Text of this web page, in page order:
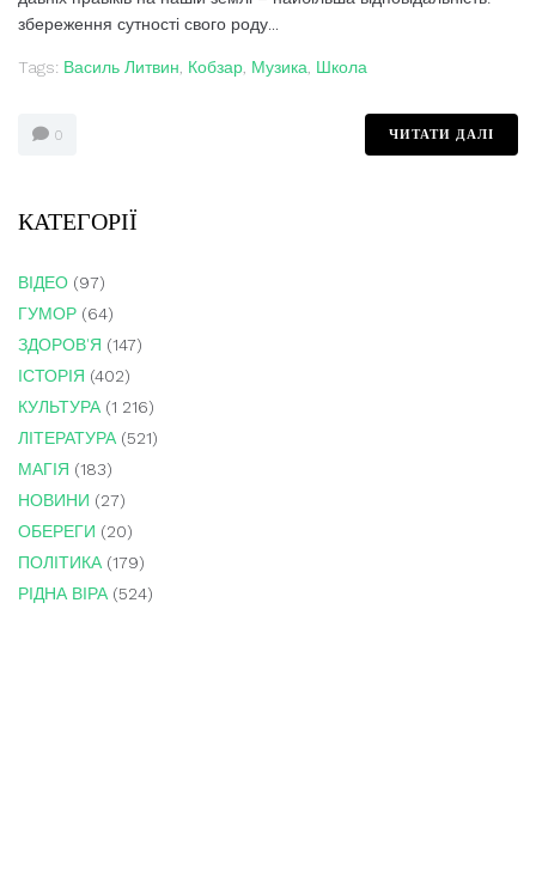
збереження сутності свого роду...
Tags: Василь Литвин, Кобзар, Музика, Школа
0 ЧИТАТИ ДАЛІ
КАТЕГОРІЇ
ВІДЕО (97)
ГУМОР (64)
ЗДОРОВ'Я (147)
ІСТОРІЯ (402)
КУЛЬТУРА(1 216)
ЛІТЕРАТУРА(521)
МАГІЯ (183)
НОВИНИ (27)
ОБЕРЕГИ (20)
ПОЛІТИКА(179)
РІДНА ВІРА(524)